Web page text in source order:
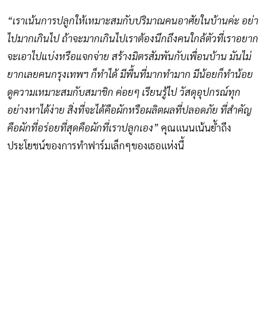
“เราเน้นการปลูกให้เหมาะสมกับปริมาณคนอาศัยในบ้านค่ะ อย่า
ไปมากเกินไป ถ้าจะมากเกินไปเราต้องนึกถึงคนใกล้ตัวที่เราอยาก
จะเอาไปแบ่งหรือแจกจ่าย สร้างมิตรสัมพันกับเพื่อนบ้าน มันไม่
ยากเลยคนกรุงเทพฯ ก็ทำได้ มีพื้นที่มากทำมาก มีน้อยก็ทำน้อย
ดูความเหมาะสมกับสมาชิก ค่อยๆ เรียนรู้ไป วัสดุอุปกรณ์ทุก
อย่างหาได้ง่าย สิ่งที่จะได้คือผักหรือผลิตผลที่ปลอดภัย ที่สำคัญ
คือผักที่อร่อยที่สุดคือผักที่เราปลูกเอง”คุณแนนเน้นย้ำถึง
ประโยชน์ของการทำฟาร์มเล็กๆของเธอแห่งนี้